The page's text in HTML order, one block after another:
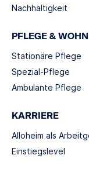
Nachhaltigkeit
PFLEGE &
Stationäre Pflege
Spezial-Pflege
Ambulante Pflege
KARRIERE
Alloheim als
Einstiegslevel